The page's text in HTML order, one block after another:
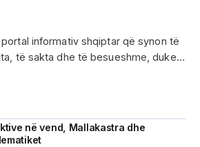
informativ shqiptar që synon të
të sakta dhe të besueshme, duke
Fokus i punës sonë janë
problematikat sociale, denoncimet
që prekin drejtpërdrejt jetën e
në vend, Mallakastra dhe